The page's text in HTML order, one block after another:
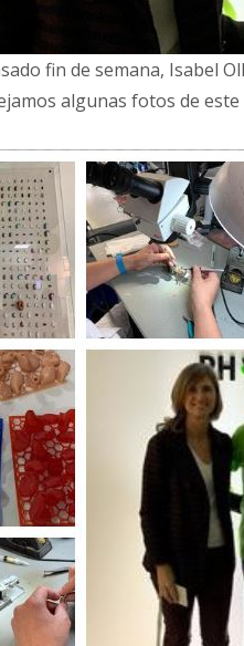
fin de semana, Isabel
algunas fotos de